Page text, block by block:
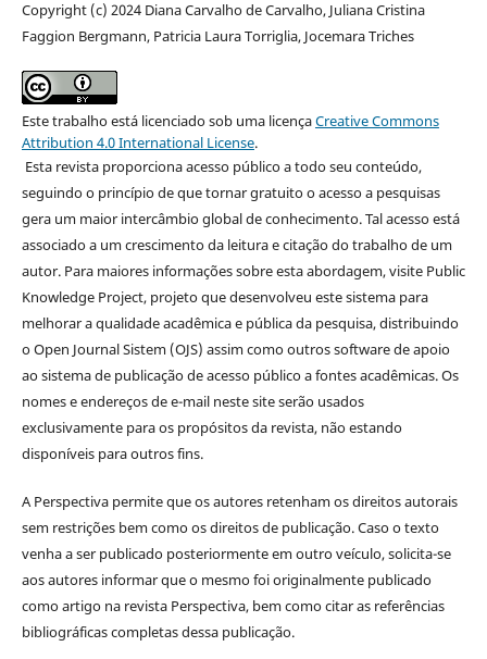
Copyright (c) 2024 Diana Carvalho de Carvalho, Juliana Cristina
Faggion Bergmann, Patricia Laura Torriglia, Jocemara Triches
Este trabalho está licenciado sob uma licençaCreative Commons
Attribution 4.0 International License.
Esta revista proporciona acesso público a todo seu conteúdo,
seguindo o princípio de que tornar gratuito o acesso a pesquisas
gera um maior intercâmbio global de conhecimento. Tal acesso está
associado a um crescimento da leitura e citação do trabalho de um
autor. Para maiores informações sobre esta abordagem, visite Public
Knowledge Project, projeto que desenvolveu este sistema para
melhorar a qualidade acadêmica e pública da pesquisa, distribuindo
o Open Journal Sistem (OJS) assim como outros software de apoio
ao sistema de publicação de acesso público a fontes acadêmicas. Os
nomes e endereços de e-mail neste site serão usados
exclusivamente para os propósitos da revista, não estando
disponíveis para outros fins.
A Perspectiva permite que os autores retenham os direitos autorais
sem restrições bem como os direitos de publicação. Caso o texto
venha a ser publicado posteriormente em outro veículo, solicita-se
aos autores informar que o mesmo foi originalmente publicado
como artigo na revista Perspectiva, bem como citar as referências
bibliográficas completas dessa publicação.